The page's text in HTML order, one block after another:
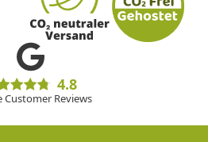
4.8
Customer Reviews